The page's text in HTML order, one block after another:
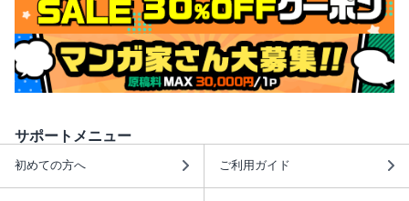
サポートメニュー
初めての方へ ご利用ガイド